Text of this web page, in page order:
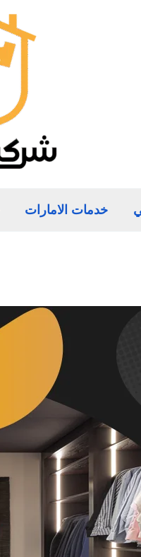
خدمات الامارات